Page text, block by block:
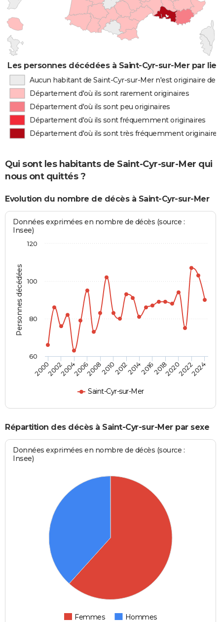
Les personnes décédées à Saint-Cyr-sur-Mer par
Aucun habitant de Saint-Cyr-sur-Mer n'est originaire de
Département d'où ils sont rarement originaires
Département d'où ils sont peu originaires
Département d'où ils sont fréquemment originaires
Département d'où ils sont très fréquemment originaires
Qui sont les habitants de Saint-Cyr-sur-Mer qui
nous ont quittés ?
Evolution du nombre de décès à Saint-Cyr-sur-Mer
Personnes décédées
Données exprimées en nombre de décès (source :
Insee)
Saint-Cyr-sur-Mer
2000200220042006200820102012201420162018202020222024
60
80
100
120
Répartition des décès à Saint-Cyr-sur-Mer par sexe
Données exprimées en nombre de décès (source :
Insee)
Femmes Hommes